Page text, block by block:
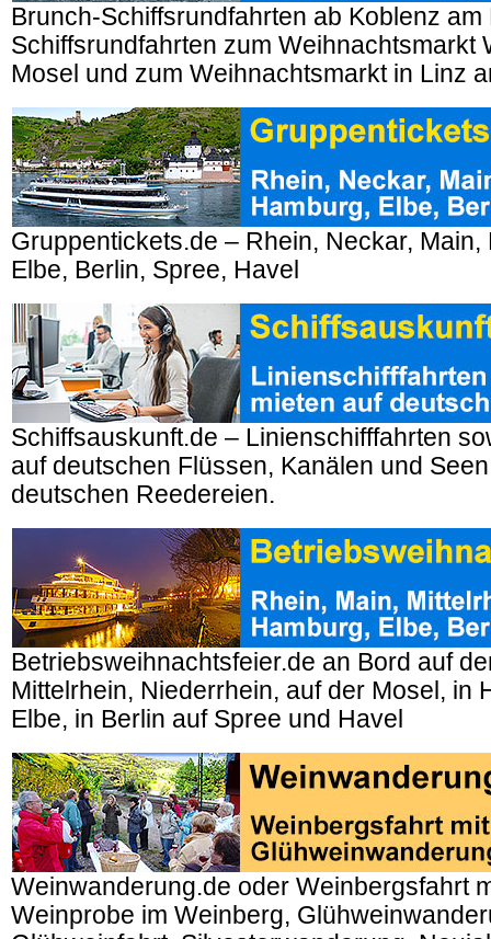
Brunch-Schiffsrundfahrten ab Koblenz am
Schiffsrundfahrten zum Weihnachtsmarkt
Mosel und zum Weihnachtsmarkt in Linz
Gruppentickets.de – Rhein, Neckar, Main,
Elbe, Berlin, Spree, Havel
Schiffsauskunft.de – Linienschifffahrten
auf deutschen Flüssen, Kanälen und
deutschen Reedereien.
Betriebsweihnachtsfeier.de an Bord auf
Mittelrhein, Niederrhein, auf der Mosel, in
Elbe, in Berlin auf Spree und Havel
Weinwanderung.de oder Weinbergsfahrt
Weinprobe im Weinberg,